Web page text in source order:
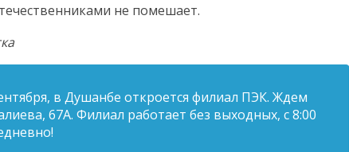
не помешает.
в Душанбе откроется филиал ПЭК. Ждем
67А. Филиал работает без выходных, с 8:00